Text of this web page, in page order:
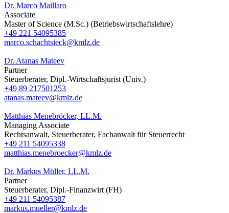
Dr. Marco Maillaro
Associate
Master of Science (M.Sc.) (Betriebswirtschaftslehre)
+49 221 54095385
marco.schachtsieck@kmlz.de
Dr. Atanas Mateev
Partner
Steuerberater, Dipl.-Wirtschaftsjurist (Univ.)
+49 89 217501253
atanas.mateev@kmlz.de
Matthias Menebröcker, LL.M.
Managing Associate
Rechtsanwalt, Steuerberater, Fachanwalt für Steuerrecht
+49 211 54095338
matthias.menebroecker@kmlz.de
Dr. Markus Müller, LL.M.
Partner
Steuerberater, Dipl.-Finanzwirt (FH)
+49 211 54095387
markus.mueller@kmlz.de